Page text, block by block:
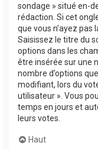
sondage » situé en-
rédaction. Si cet
que vous n’ayez pas
Saisissez le titre du
options dans les
être insérée sur une
nombre d’options
modifiant, lors du
utilisateur ». Vous
temps en jours et
leurs votes.
Haut